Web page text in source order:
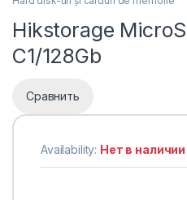
Hikstorage
C1/128Gb
Сравнить
Availability: Нет в наличии